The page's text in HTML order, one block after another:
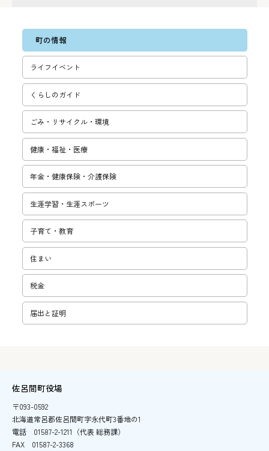
町の情報
ライフイベント
くらしのガイド
ごみ・リサ­イクル・環­境
健康・福祉・医療
年金・健康保険・介護保険
生涯学習・­生涯スポー­ツ
子育て・教­育
住まい
税金
届出と証明
佐呂間町役場
〒093-0592
北海道常呂郡佐呂間町字永代町3番地の1
電話
01587-2-1211（代表 総務課）
FAX
01587-2-3368